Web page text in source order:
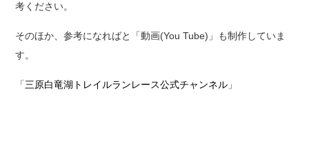
考ください。
そのほか、参考になればと「動画(You Tube)」も制作していま
す。
「三原白竜湖トレイルランレース公式チャンネル 」